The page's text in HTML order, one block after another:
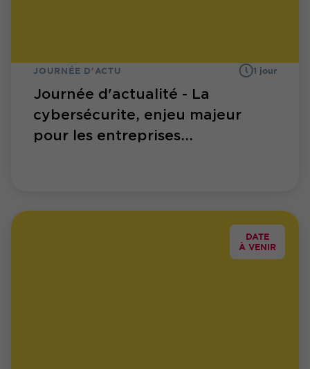
JOURNÉE D'ACTU 1 jour
Journée d'actualité - La
cybersécurite, enjeu majeur
pour les entreprises...
DATE
À VENIR